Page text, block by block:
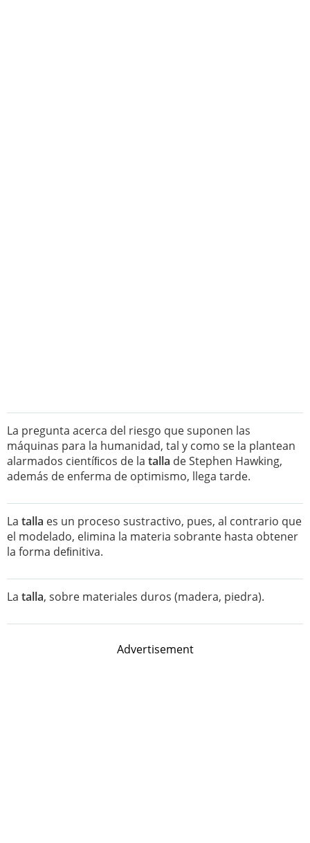
La pregunta acerca del riesgo que suponen las
máquinas para la humanidad, tal y como se la plantean
alarmados cientíﬁcos de la talla de Stephen Hawking,
además de enferma de optimismo, llega tarde.
La talla es un proceso sustractivo, pues, al contrario que
el modelado, elimina la materia sobrante hasta obtener
la forma deﬁnitiva.
La talla, sobre materiales duros (madera, piedra).
Advertisement